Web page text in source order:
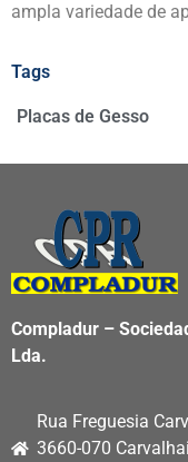
ampla variedade de
Tags
Placas de Gesso
Compladur –
Lda.
Rua Freguesia
3660-070